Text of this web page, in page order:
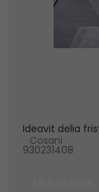
Ideavit delia
Cosani
930231408